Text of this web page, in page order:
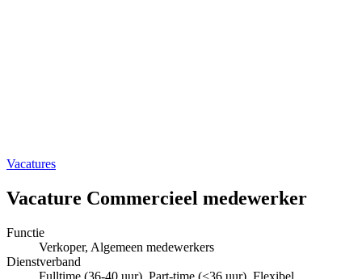
Vacatures
Vacature Commercieel medewerker
Functie
Verkoper, Algemeen medewerkers
Dienstverband
Fulltime (36-40 uur), Part-time (<36 uur), Flexibel